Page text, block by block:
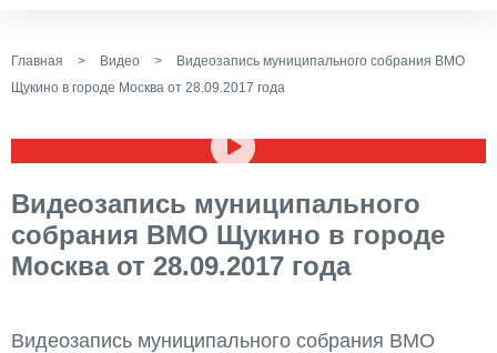
Главная > Видео >
Видеозапись муниципального собрания ВМО
Щукино в городе Москва от 28.09.2017 года
Видеозапись муниципального
собрания ВМО Щукино в городе
Москва от 28.09.2017 года
Видеозапись муниципального собрания ВМО